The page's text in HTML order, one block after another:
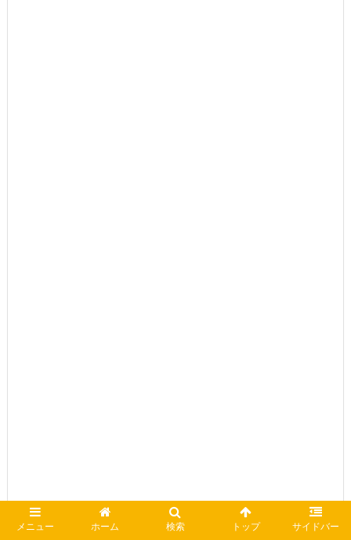
メニュー ホーム 検索 トップ サイドバー